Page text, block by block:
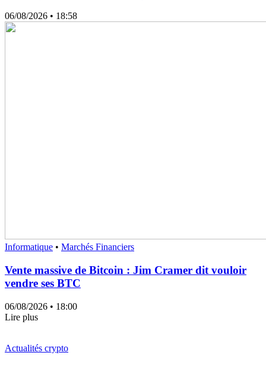
06/08/2026 • 18:58
Informatique • Marchés Financiers
Vente massive de Bitcoin : Jim Cramer dit vouloir
vendre ses BTC
06/08/2026 • 18:00
Lire plus
Actualités crypto